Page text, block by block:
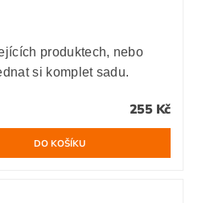
produktech, nebo
si komplet sadu.
255 Kč